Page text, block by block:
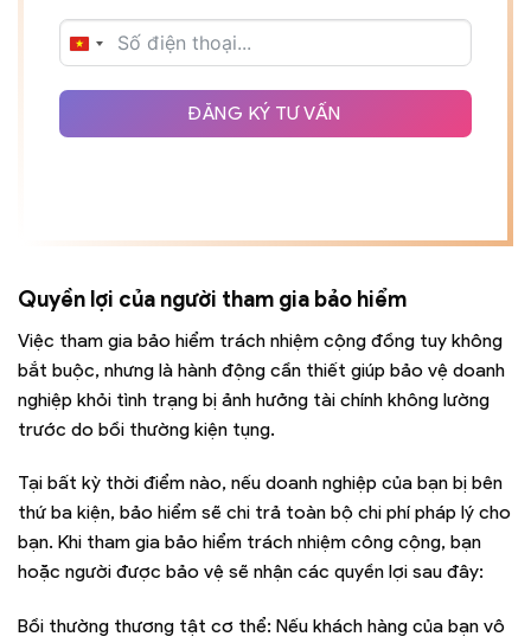
VIETNAM
ĐĂNG KÝ TƯ VẤN
Quyền lợi của người tham gia bảo hiểm
Việc tham gia bảo hiểm trách nhiệm cộng đồng tuy không
bắt buộc, nhưng là hành động cần thiết giúp bảo vệ doanh
nghiệp khỏi tình trạng bị ảnh hưởng tài chính không lường
trước do bồi thường kiện tụng.
Tại bất kỳ thời điểm nào, nếu doanh nghiệp của bạn bị bên
thứ ba kiện, bảo hiểm sẽ chi trả toàn bộ chi phí pháp lý cho
bạn. Khi tham gia bảo hiểm trách nhiệm công cộng, bạn
hoặc người được bảo vệ sẽ nhận các quyền lợi sau đây:
Bồi thường thương tật cơ thể: Nếu khách hàng của bạn vô